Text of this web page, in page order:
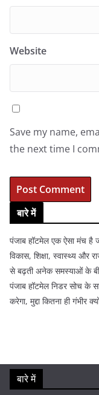
Website
Save my name,
the next time I
बारे में
पंजाब हॉटमेल एक ऐसा मंच है
विकास, शिक्षा, स्वास्थ्य और
से बढ़ती अनेक समस्याओं के
पंजाब हॉटमेल निडर सोच के
करेगा, मुद्दा कितना ही गंभीर
बारे में